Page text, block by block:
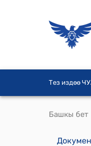
Тез издөө
Башкы бет